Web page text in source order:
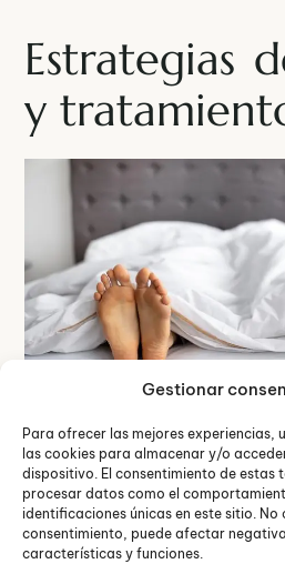
Gestionar
Para ofrecer las mejores experiencias,
las cookies para almacenar y/o
dispositivo. El consentimiento de estas
procesar datos como el
identificaciones únicas en este sitio. No
consentimiento, puede afectar
características y funciones.
Estrategias
y
Elenfoque terapéutico para los
sexuales es diverso y se
específicas de cada individuo.
piedra angular del
individuales donde se exploran
cognitivas de los trastornos.